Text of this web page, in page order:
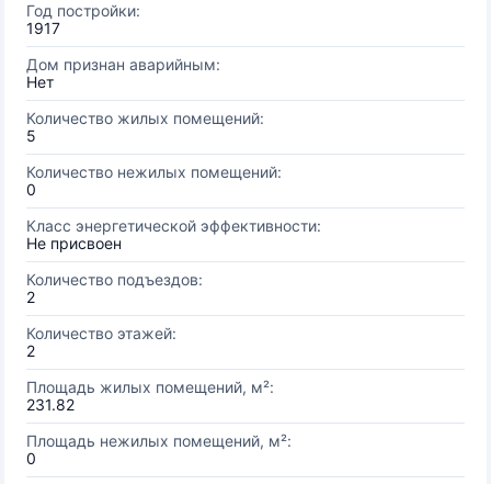
Год постройки:
1917
Дом признан аварийным:
Нет
Количество жилых помещений:
5
Количество нежилых помещений:
0
Класс энергетической эффективности:
Не присвоен
Количество подъездов:
2
Количество этажей:
2
Площадь жилых помещений, м²:
231.82
Площадь нежилых помещений, м²:
0